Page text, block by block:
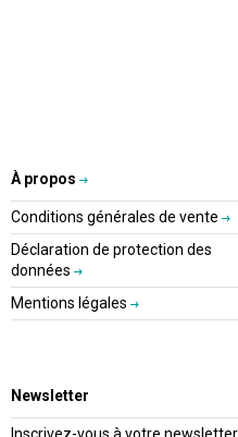
À propos
Conditions générales de vente
Déclaration de protection des
données
Mentions légales
Newsletter